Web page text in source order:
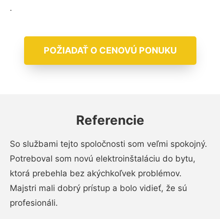
.
POŽIADAŤ O CENOVÚ PONUKU
Referencie
So službami tejto spoločnosti som veľmi spokojný.
Potreboval som novú elektroinštaláciu do bytu,
ktorá prebehla bez akýchkoľvek problémov.
Majstri mali dobrý prístup a bolo vidieť, že sú
profesionáli.